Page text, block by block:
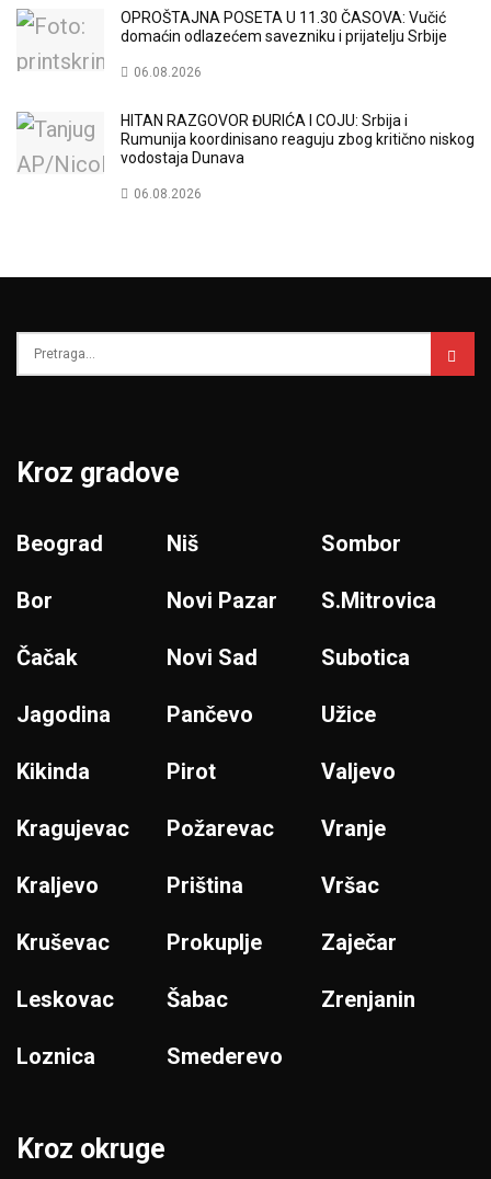
OPROŠTAJNA POSETA U 11.30 ČASOVA: Vučić
domaćin odlazećem savezniku i prijatelju Srbije
06.08.2026
HITAN RAZGOVOR ĐURIĆA I COJU: Srbija i
Rumunija koordinisano reaguju zbog kritično niskog
vodostaja Dunava
06.08.2026
Kroz gradove
Beograd
Bor
Čačak
Jagodina
Kikinda
Kragujevac
Kraljevo
Kruševac
Leskovac
Loznica
Niš
Novi Pazar
Novi Sad
Pančevo
Pirot
Požarevac
Priština
Prokuplje
Šabac
Smederevo
Sombor
S.Mitrovica
Subotica
Užice
Valjevo
Vranje
Vršac
Zaječar
Zrenjanin
Kroz okruge